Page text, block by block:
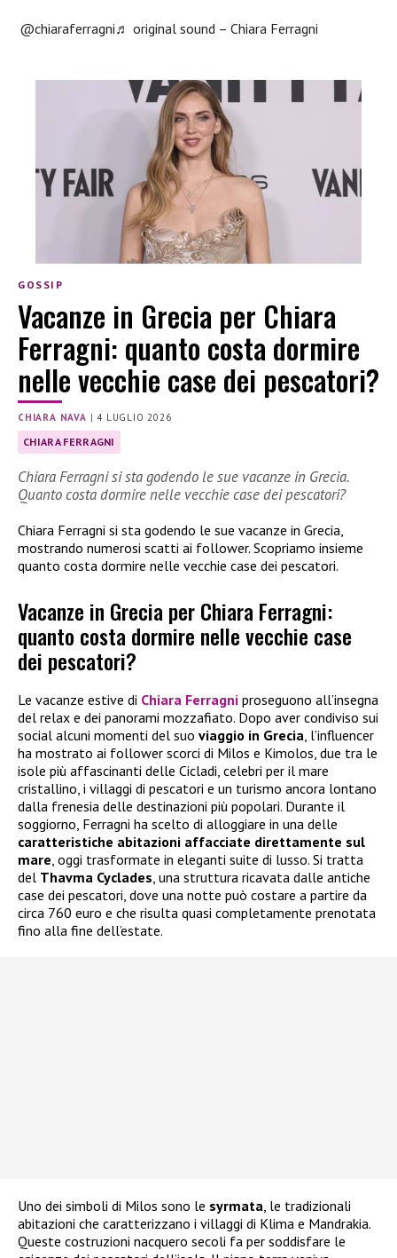
@chiaraferragni♬ original sound – Chiara Ferragni
GOSSIP
Vacanze in Grecia per Chiara
Ferragni: quanto costa dormire
nelle vecchie case dei pescatori?
CHIARA NAVA |4 LUGLIO 2026
CHIARA FERRAGNI
Chiara Ferragni si sta godendo le sue vacanze in Grecia.
Quanto costa dormire nelle vecchie case dei pescatori?
Chiara Ferragni si sta godendo le sue vacanze in Grecia,
mostrando numerosi scatti ai follower. Scopriamo insieme
quanto costa dormire nelle vecchie case dei pescatori.
Vacanze in Grecia per Chiara Ferragni:
quanto costa dormire nelle vecchie case
dei pescatori?
Le vacanze estive di Chiara Ferragni proseguono all’insegna
del relax e dei panorami mozzafiato. Dopo aver condiviso sui
social alcuni momenti del suo viaggio in Grecia , l’influencer
ha mostrato ai follower scorci di Milos e Kimolos, due tra le
isole più affascinanti delle Cicladi, celebri per il mare
cristallino, i villaggi di pescatori e un turismo ancora lontano
dalla frenesia delle destinazioni più popolari. Durante il
soggiorno, Ferragni ha scelto di alloggiare in una delle
caratteristiche abitazioni affacciate direttamente sul
mare , oggi trasformate in eleganti suite di lusso. Si tratta
del Thavma Cyclades , una struttura ricavata dalle antiche
case dei pescatori, dove una notte può costare a partire da
circa 760 euro e che risulta quasi completamente prenotata
fino alla fine dell’estate.
Uno dei simboli di Milos sono le syrmata , le tradizionali
abitazioni che caratterizzano i villaggi di Klima e Mandrakia.
Queste costruzioni nacquero secoli fa per soddisfare le